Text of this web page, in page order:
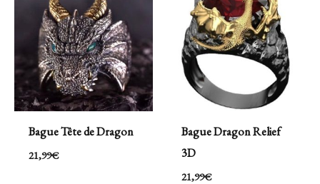
Bague Tête de Dragon
21,99€
Bague Dragon Relief
3D
21,99€